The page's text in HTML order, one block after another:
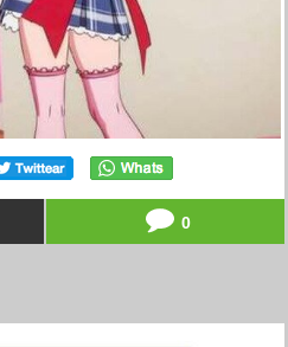
0